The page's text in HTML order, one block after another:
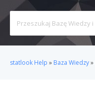
For
statlook Help » Baza Wiedzy»